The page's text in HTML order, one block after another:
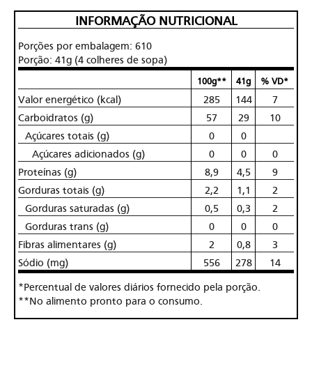
INFORMAÇÃO NUTRICIONAL
Porções por embalagem: 610
Porção: 41g (4 colheres de sopa)
100g** 41g % VD*
Valor energético (kcal) 285 144
7
Carboidratos (g)
57 29
10
Açúcares totais (g)
0
0
Açúcares adicionados (g)
0 0
0
Proteínas (g)
8,9 4,5
9
Gorduras totais (g)
2,2 1,1
2
Gorduras saturadas (g)
0,5 0,3
2
Gorduras trans (g)
0 0
0
Fibras alimentares (g)
2 0,8
3
Sódio (mg)
556 278 14
*Percentual de valores diários fornecido pela porção.
**No alimento pronto para o consumo.